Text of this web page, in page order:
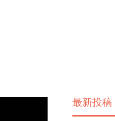
最新投稿